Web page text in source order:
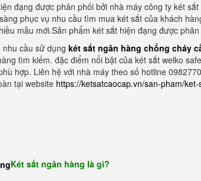
đạng được phân phối bởi nhà máy công ty két
phục vụ nhu cầu tìm mua két sắt của khách
mẫu mới.Sản phẩm két sắt hiện đạng được
cầu sử dụng két sắt ngân hàng chống cháy
tìm kiếm. đặc điểm nổi bật của két sắt welko
hợp. Liên hệ với nhà máy theo số hotline
tại website https://ketsatcaocap.vn/san-pham/ket-
Két sắt ngân hàng là gì?